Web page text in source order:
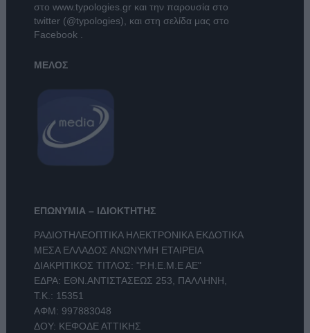
στο www.typologies.grκαι την παρουσία στο
twitter (@typologies) , και στη σελίδα μας στο
Facebook
ΜΕΛΟΣ
ΕΠΩΝΥΜΙΑ – ΙΔΙΟΚΤΗΤΗΣ
ΡΑΔΙΟΤΗΛΕΟΠΤΙΚΑ ΗΛΕΚΤΡΟΝΙΚΑ ΕΚΔΟΤΙΚΑ
ΜΕΣΑ ΕΛΛΑΔΟΣ ΑΝΩΝΥΜΗ ΕΤΑΙΡΕΙΑ
ΔΙΑΚΡΙΤΙΚΟΣ ΤΙΤΛΟΣ: "Ρ.Η.Ε.Μ.Ε ΑΕ"
ΕΔΡΑ: ΕΘΝ.ΑΝΤΙΣΤΑΣΕΩΣ 253, ΠΑΛΛΗΝΗ,
Τ.Κ.: 15351
ΑΦΜ: 997883048
ΔΟΥ: ΚΕΦΟΔΕ ΑΤΤΙΚΗΣ